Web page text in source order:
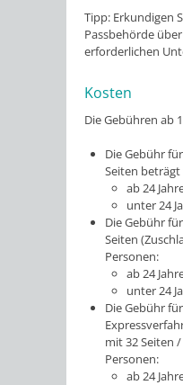
Tipp: Erkundigen
Passbehörde
erforderlichen
Kosten
Die Gebühren ab
Die Gebühr
Seiten
ab 24
unter 24
Die Gebühr
Seiten
Personen:
ab 24
unter 24
Die Gebühr
mit 32 Seiten
Personen:
ab 24